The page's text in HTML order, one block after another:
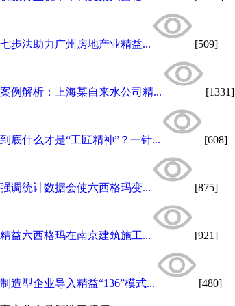
七步法助力广州房地产业精益... [509]
案例解析：上海某自来水公司精... [1331]
到底什么才是“工匠精神”？一针... [608]
强调统计数据会使六西格玛变... [875]
精益六西格玛在南京建筑施工... [921]
制造型企业导入精益“136”模式... [480]